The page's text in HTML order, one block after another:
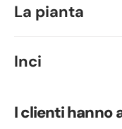
La pianta
Inci
I clienti hanno